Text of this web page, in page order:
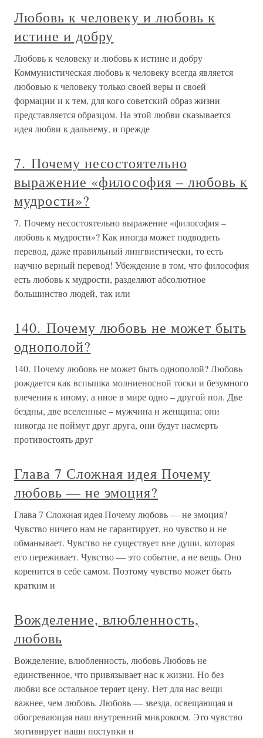
Любовь к человеку и любовь к
истине и добру
Любовь к человеку и любовь к истине и добру
Коммунистическая любовь к человеку всегда является
любовью к человеку только своей веры и своей
формации и к тем, для кого советский образ жизни
представляется образцом. На этой любви сказывается
идея любви к дальнему, и прежде
7. Почему несостоятельно
выражение «философия – любовь к
мудрости»?
7. Почему несостоятельно выражение «философия –
любовь к мудрости»? Как иногда может подводить
перевод, даже правильный лингвистически, то есть
научно верный перевод! Убеждение в том, что философия
есть любовь к мудрости, разделяют абсолютное
большинство людей, так или
140. Почему любовь не может быть
однополой?
140. Почему любовь не может быть однополой? Любовь
рождается как вспышка молниеносной тоски и безумного
влечения к иному, а иное в мире одно – другой пол. Две
бездны, две вселенные – мужчина и женщина; они
никогда не поймут друг друга, они будут насмерть
противостоять друг
Глава 7 Сложная идея Почему
любовь — не эмоция?
Глава 7 Сложная идея Почему любовь — не эмоция?
Чувство ничего нам не гарантирует, но чувство и не
обманывает. Чувство не существует вне души, которая
его переживает. Чувство — это событие, а не вещь. Оно
коренится в себе самом. Поэтому чувство может быть
кратким и
Вожделение, влюбленность,
любовь
Вожделение, влюбленность, любовь Любовь не
единственное, что привязывает нас к жизни. Но без
любви все остальное теряет цену. Нет для нас вещи
важнее, чем любовь. Любовь — звезда, освещающая и
обогревающая наш внутренний микрокосм. Это чувство
мотивирует наши поступки и